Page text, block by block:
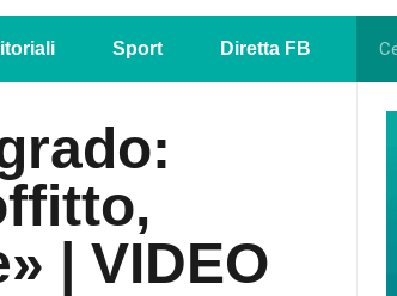
Sport Diretta FB
| VIDEO